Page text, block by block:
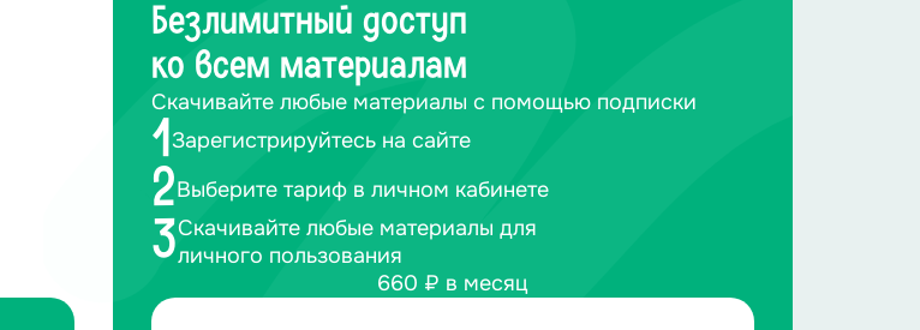
Безлимитный доступ
ко всем материалам
Скачивайте любые материалы с помощью подписки
1Зарегистрируйтесь на сайте
2Выберите тариф в личном кабинете
3Скачивайте любые материалы для
личного пользования
660 ₽ в месяц